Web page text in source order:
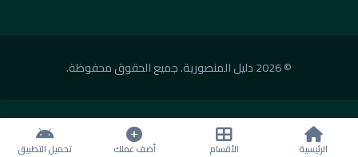
© 2026 دليل المنصورية. جميع الحقوق محفوظة.
الرئيسية الأقسام أضف عملك تحميل التطبيق